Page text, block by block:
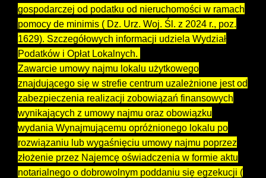
gospodarczej od podatku od nieruchomości w ramach
pomocy de minimis ( Dz. Urz. Woj. Śl. z 2024 r., poz.
1629). Szczegółowych informacji udziela Wydział
Podatków i Opłat Lokalnych.
Zawarcie umowy najmu lokalu użytkowego
znajdującego się w strefie centrum uzależnione jest od
zabezpieczenia realizacji zobowiązań finansowych
wynikających z umowy najmu oraz obowiązku
wydania Wynajmującemu opróżnionego lokalu po
rozwiązaniu lub wygaśnięciu umowy najmu poprzez
złożenie przez Najemcę oświadczenia w formie aktu
notarialnego o dobrowolnym poddaniu się egzekucji (